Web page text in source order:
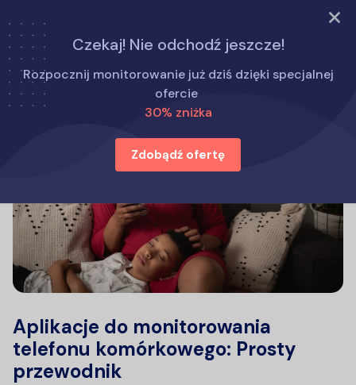
WYPRÓBUJ TERAZ
Czekaj! Nie odchodź jeszcze!
Rozpocznij monitorowanie już dziś dzięki specjalnej
ofercie
30% zniżka
Zdobądź ofertę
Aplikacje do monitorowania
telefonu komórkowego: Prosty
przewodnik